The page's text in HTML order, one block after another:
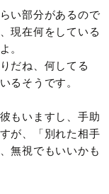
い部分があるので
現在何をしている
。
だね、何してる
るそうです。
もいますし、手助
が、「別れた相手
無視でもいいかも